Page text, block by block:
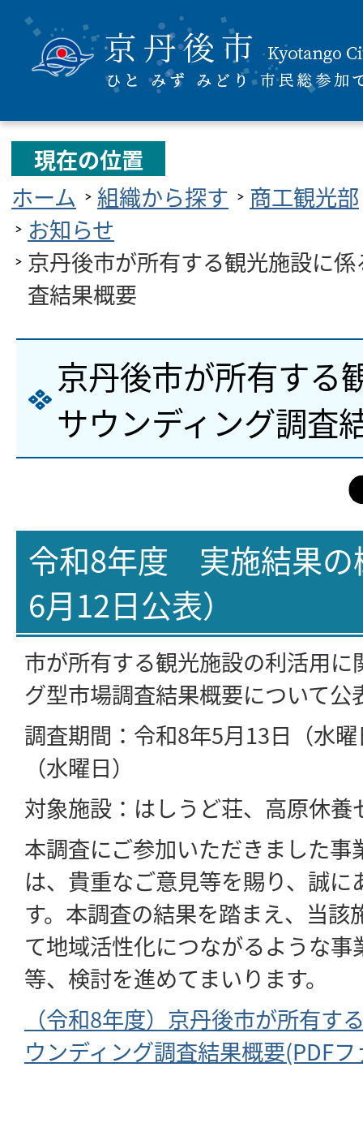
現在の位置
ホーム
組織から探す
商工観光部
お知らせ
京丹後市が所有する観光施設に
査結果概要
京丹後市が所有する
サウンディング調査
令和8年度 実施結果の
6月12日公表）
市が所有する観光施設の利活用に
グ型市場調査結果概要について公
調査期間：令和8年5月13日（水
（水曜日）
対象施設：はしうど荘、高原休養
本調査にご参加いただきました事
は、貴重なご意見等を賜り、誠
す。本調査の結果を踏まえ、当該
て地域活性化につながるような
等、検討を進めてまいります。
（令和8年度）京丹後市が所有す
ウンディング調査結果概要(PDF